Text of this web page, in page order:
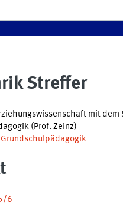
Streffer
mit dem
(Prof. Zeinz)
6